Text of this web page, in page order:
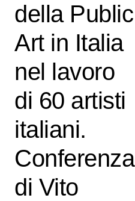
della Public
Art in Italia
nel lavoro
di 60 artisti
italiani.
Conferenza
di Vito